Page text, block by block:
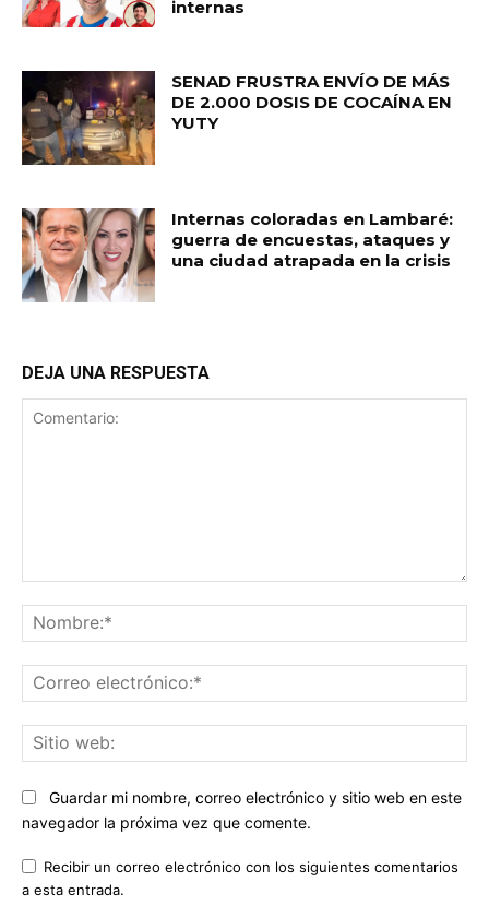
internas
SENAD FRUSTRA ENVÍO DE MÁS
DE 2.000 DOSIS DE COCAÍNA EN
YUTY
Internas coloradas en Lambaré:
guerra de encuestas, ataques y
una ciudad atrapada en la crisis
DEJA UNA RESPUESTA
Guardar mi nombre, correo electrónico y sitio web en este
navegador la próxima vez que comente.
Recibir un correo electrónico con los siguientes comentarios
a esta entrada.